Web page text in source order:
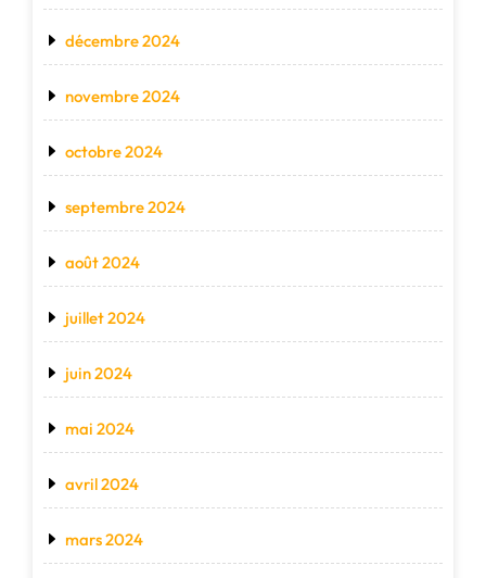
décembre 2024
novembre 2024
octobre 2024
septembre 2024
août 2024
juillet 2024
juin 2024
mai 2024
avril 2024
mars 2024